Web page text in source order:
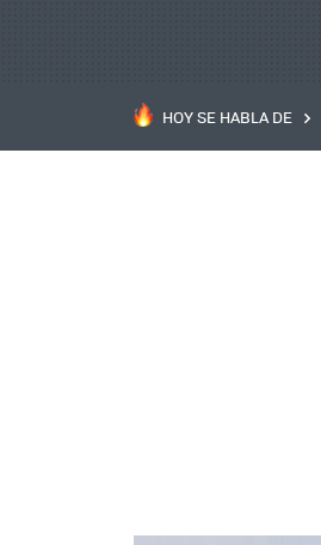
HOY SE HABLA DE